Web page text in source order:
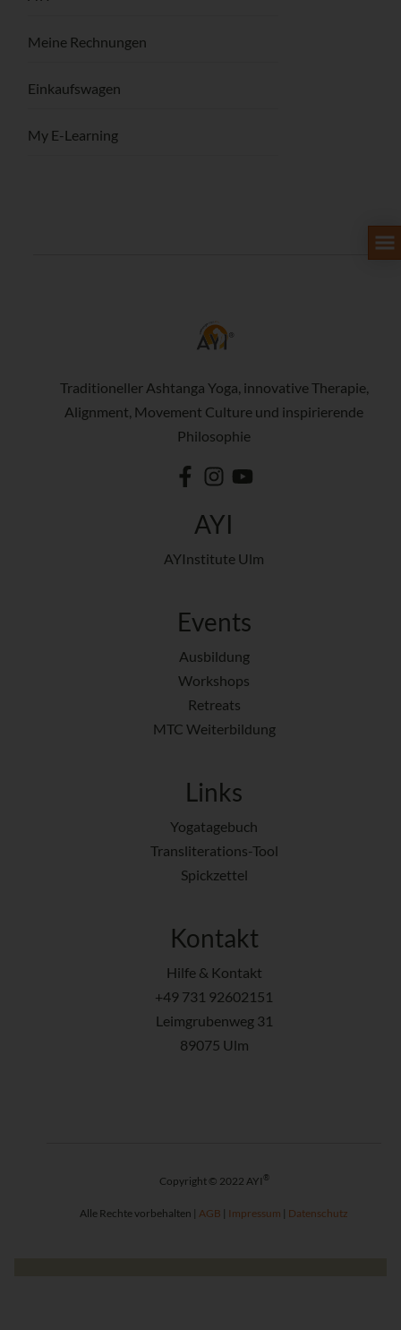
Meine Rechnungen
Einkaufswagen
My E-Learning
Traditioneller Ashtanga Yoga, innovative Therapie,
Alignment, Movement Culture und inspirierende
Philosophie
AYI
AYInstitute Ulm
Events
Ausbildung
Workshops
Retreats
MTC Weiterbildung
Links
Yogatagebuch
Transliterations-Tool
Spickzettel
Kontakt
Hilfe & Kontakt
+49 731 92602151
Leimgrubenweg 31
89075 Ulm
Copyright © 2022 AYI ®
Alle Rechte vorbehalten | AGB | Impressum | Datenschutz